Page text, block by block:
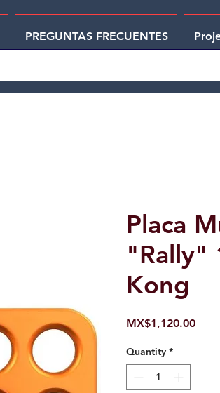
PREGUNTAS FRECUENTES
Placa
"Rally"
Kong
MX$1,120.00Price
Quantity *